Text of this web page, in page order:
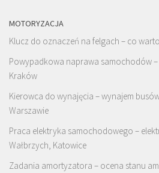
MOTORYZACJA
Klucz do oznaczeń na felgach – co
Powypadkowa naprawa samochodów
Kraków
Kierowca do wynajęcia – wynajem
Warszawie
Praca elektryka samochodowego –
Wałbrzych, Katowice
Zadania amortyzatora – ocena stanu